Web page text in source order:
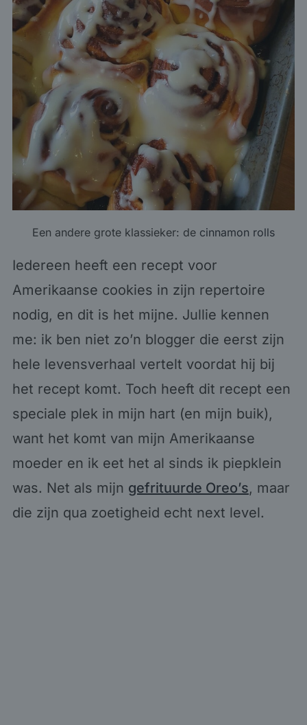
Een andere grote klassieker: de cinnamon rolls
Iedereen heeft een recept voor
Amerikaanse cookies in zijn repertoire
nodig, en dit is het mijne. Jullie kennen
me: ik ben niet zo’n blogger die eerst zijn
hele levensverhaal vertelt voordat hij bij
het recept komt. Toch heeft dit recept een
speciale plek in mijn hart (en mijn buik),
want het komt van mijn Amerikaanse
moeder en ik eet het al sinds ik piepklein
was. Net als mijn gefrituurde Oreo’s, maar
die zijn qua zoetigheid echt next level.